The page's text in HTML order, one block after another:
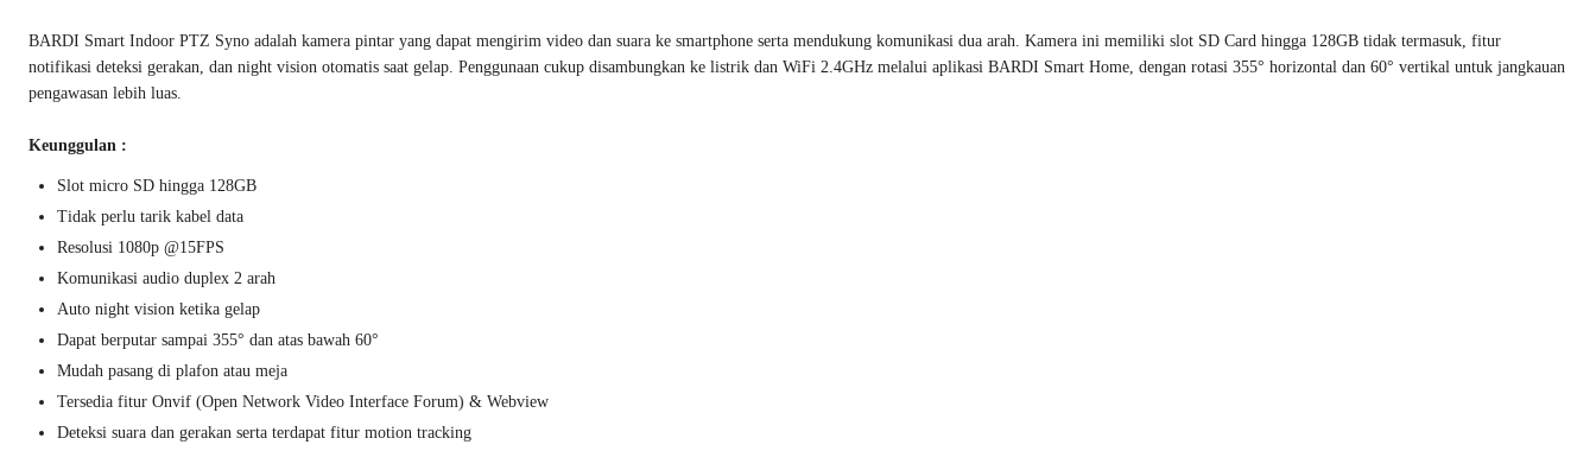
BARDI Smart Indoor PTZ Syno adalah kamera pintar yang dapat mengirim video dan suara ke smartphone serta mendukung komunikasi dua arah. Kamera ini memiliki slot SD Card hingga 128GB tidak termasuk, fitur
notifikasi deteksi gerakan, dan night vision otomatis saat gelap. Penggunaan cukup disambungkan ke listrik dan WiFi 2.4GHz melalui aplikasi BARDI Smart Home, dengan rotasi 355° horizontal dan 60° vertikal untuk jangkauan
pengawasan lebih luas.
Keunggulan :
Slot micro SD hingga 128GB
Tidak perlu tarik kabel data
Resolusi 1080p @15FPS
Komunikasi audio duplex 2 arah
Auto night vision ketika gelap
Dapat berputar sampai 355° dan atas bawah 60°
Mudah pasang di plafon atau meja
Tersedia fitur Onvif (Open Network Video Interface Forum) & Webview
Deteksi suara dan gerakan serta terdapat fitur motion tracking